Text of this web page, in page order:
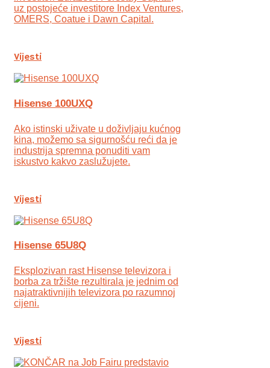
uz postojeće investitore Index Ventures,
OMERS, Coatue i Dawn Capital.
Vijesti
Hisense 100UXQ
Ako istinski uživate u doživljaju kućnog
kina, možemo sa sigurnošću reći da je
industrija spremna ponuditi vam
iskustvo kakvo zaslužujete.
Vijesti
Hisense 65U8Q
Eksplozivan rast Hisense televizora i
borba za tržište rezultirala je jednim od
najatraktivnijih televizora po razumnoj
cijeni.
Vijesti